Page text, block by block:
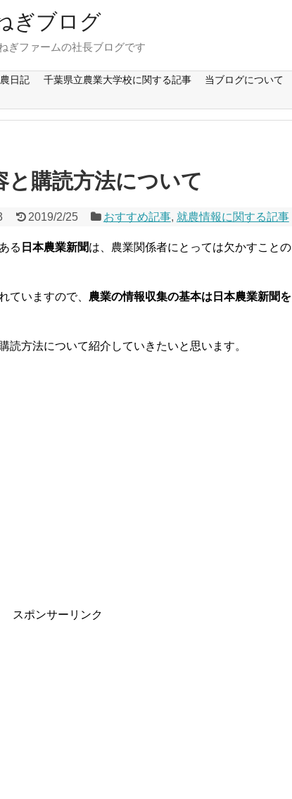
ぎブログ
ぎファームの社長ブログです
日記 千葉県立農業大学校に関する記事 当ブログについて
と購読方法について
2019/2/25 おすすめ記事, 就農情報に関する記事
る 日本農業新聞は、農業関係者にとっては欠かすことの
ていますので、 農業の情報収集の基本は日本農業新聞を
読方法について紹介していきたいと思います。
スポンサーリンク